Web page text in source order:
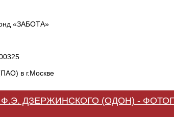
«ЗАБОТА»
в г.Москве
ДЗЕРЖИНСКОГО (ОДОН) -